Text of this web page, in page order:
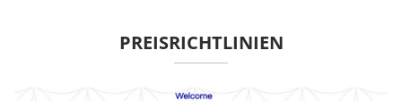
PREISRICHTLINIEN